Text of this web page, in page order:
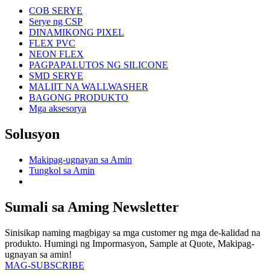
COB SERYE
Serye ng CSP
DINAMIKONG PIXEL
FLEX PVC
NEON FLEX
PAGPAPALUTOS NG SILICONE
SMD SERYE
MALIIT NA WALLWASHER
BAGONG PRODUKTO
Mga aksesorya
Solusyon
Makipag-ugnayan sa Amin
Tungkol sa Amin
Sumali sa Aming Newsletter
Sinisikap naming magbigay sa mga customer ng mga de-kalidad na
produkto. Humingi ng Impormasyon, Sample at Quote, Makipag-
ugnayan sa amin!
MAG-SUBSCRIBE